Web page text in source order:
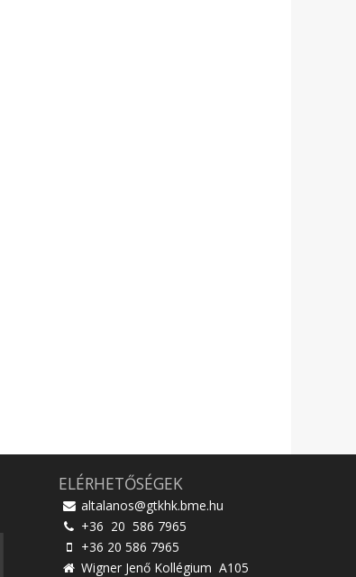
ELÉRHETŐSÉGEK
altalanos@gtkhk.bme.hu
+36 20 586 7965
+36 20 586 7965
Wigner Jenő Kollégium A105